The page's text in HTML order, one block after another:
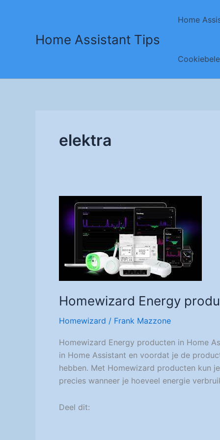
Home Assistant Tips
Home
elektra
Homewizard Energy
Homewizard / Frank Mazzone
Homewizard Energy producten in Home
in Home Assistant en voordat je de
hebben. Met Homewizard producten kun
precies wanneer je hoeveel energie
Deel dit: